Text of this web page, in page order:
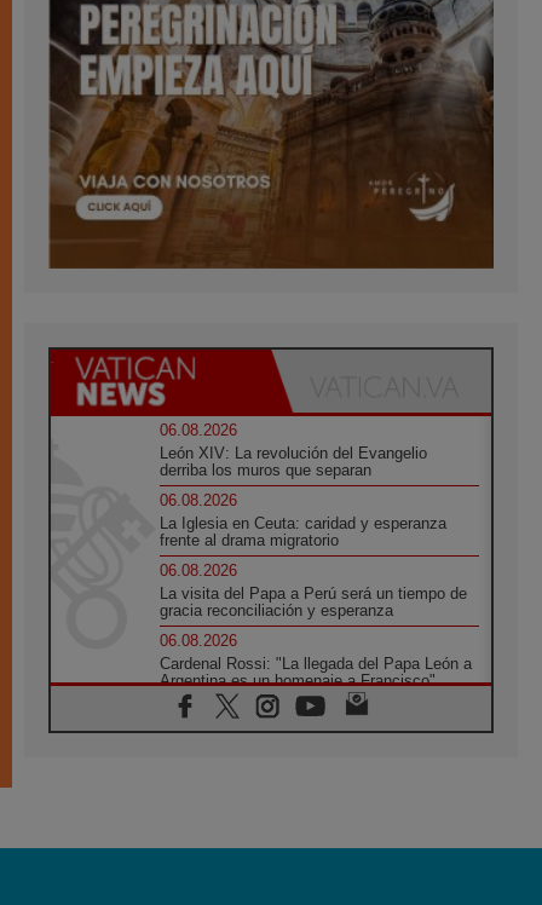
06.08.2026
León XIV: La revolución del Evangelio
derriba los muros que separan
06.08.2026
La Iglesia en Ceuta: caridad y esperanza
frente al drama migratorio
06.08.2026
La visita del Papa a Perú será un tiempo de
gracia reconciliación y esperanza
06.08.2026
Cardenal Rossi: "La llegada del Papa León a
Argentina es un homenaje a Francisco"
06.08.2026
En Asís, León XIV invita a los jóvenes a
05.08.2026